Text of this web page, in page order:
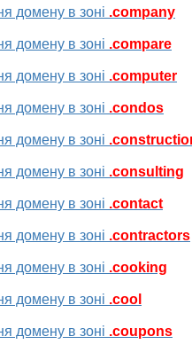
домену в зоні .company
домену в зоні .compare
домену в зоні .computer
домену в зоні .condos
домену в зоні
домену в зоні .consulting
домену в зоні .contact
домену в зоні .contractors
домену в зоні .cooking
домену в зоні .cool
домену в зоні .coupons